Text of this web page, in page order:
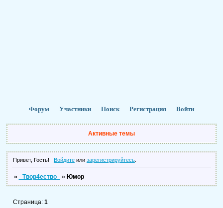
Форум Участники Поиск Регистрация Войти
Активные темы
Привет, Гость! Войдитеили зарегистрируйтесь.
» _Твор4ество_ » Юмор
Страница: 1